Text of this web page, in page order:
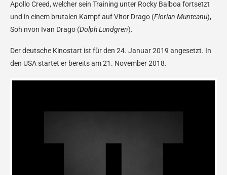
Apollo Creed, welcher sein Training unter Rocky Balboa fortsetzt
und in einem brutalen Kampf auf Vitor Drago (Florian Munteanu),
Soh nvon Ivan Drago (Dolph Lundgren).
Der deutsche Kinostart ist für den 24. Januar 2019 angesetzt. In
den USA startet er bereits am 21. November 2018.